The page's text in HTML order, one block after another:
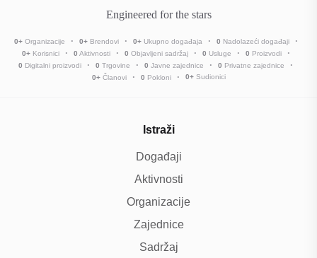
Engineered for the stars
0+Organizacije 0+Brendovi 0+Ukupno događaja 0 Nadolazeći događaji
0+Korisnici 0 Aktivnosti 0 Objavljeni sadržaj 0 Usluge 0 Proizvodi
0 Digitalni proizvodi 0 Trgovine 0 Javne zajednice 0 Privatne zajednice
0+Članovi 0 Pokloni 0+Sudionici
Istraži
Događaji
Aktivnosti
Organizacije
Zajednice
Sadržaj